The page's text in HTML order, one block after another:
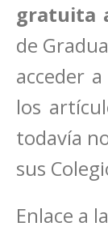
gratuita
de
acceder
los
todavía
sus
Enlace a